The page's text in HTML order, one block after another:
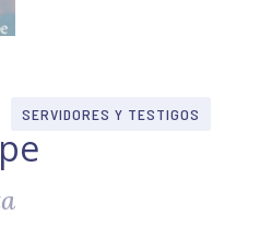
SERVIDORES Y TESTIGOS